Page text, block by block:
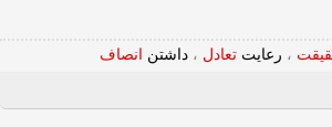
، رعایت تعادل ، داشتن انصاف